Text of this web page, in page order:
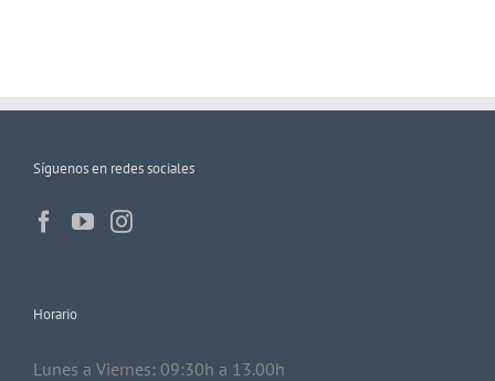
Síguenos en redes sociales
Horario
Lunes a Viernes: 09:30h a 13.00h